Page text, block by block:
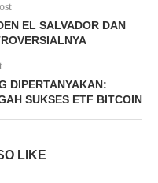
EL SALVADOR DAN
DIPERTANYAKAN:
SUKSES ETF BITCOIN
LIKE